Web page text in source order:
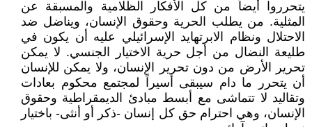
يتحرروا أيضاً من كل الأفكار الظلامية والمسبقة عن
المثلية. من يطلب الحرية وحقوق الإنسان، ويناضل ضد
الاحتلال ونظام الابرتهايد الإسرائيلي عليه أن يكون في
طليعة النضال من أجل حرية الاختيار الجنسي. لا يمكن
تحرير الأرض من دون تحرير الإنسان، ولا يمكن للإنسان
أن يتحرر ما دام سيبقى أسيراً لمجتمع محكوم بعادات
وتقاليد لا تتماشى مع أبسط مبادئ الديمقراطية وحقوق
الإنسان، وهي احترام حق كل إنسان -ذكر أو أنثى- باختيار